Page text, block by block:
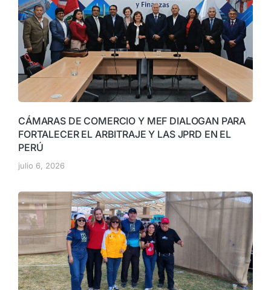
CÁMARAS DE COMERCIO Y MEF DIALOGAN PARA
FORTALECER EL ARBITRAJE Y LAS JPRD EN EL
PERÚ
julio 6, 2026